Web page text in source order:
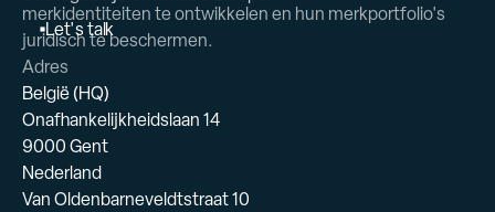
Let'stalk
merkidentiteiten te ontwikkelen en hun merkportfolio's
juridisch te beschermen.
Adres
België (HQ)
Onafhankelijkheidslaan 14
9000 Gent
Nederland
Van Oldenbarneveldtstraat 10